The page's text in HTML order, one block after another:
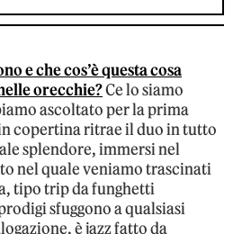
e che cos’è questa cosa
orecchie?Ce lo siamo
ascoltato per la prima
copertina ritrae il duo in tutto
splendore, immersi nel
nel quale veniamo trascinati
tipo trip da funghetti
sfuggono a qualsiasi
è jazz fatto da